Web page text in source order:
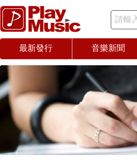
請輸
最新發行 音樂新聞